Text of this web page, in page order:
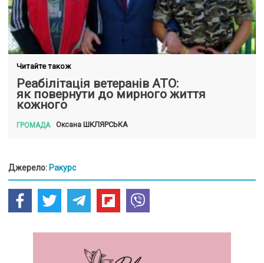
Читайте також
Реабілітація ветеранів АТО:
як повернути до мирного життя
кожного
ГРОМАДА Оксана ШКЛЯРСЬКА
Джерело: Ракурс